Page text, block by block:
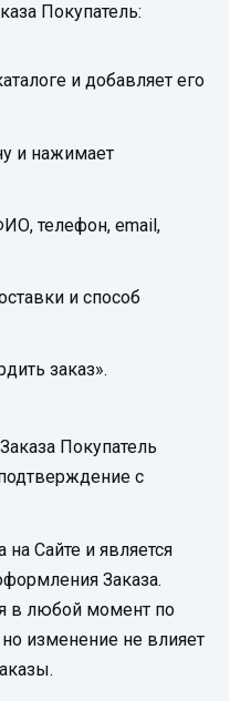
Покупатель:
и добавляет его
и нажимает
телефон, email,
и способ
заказ».
Покупатель
с
на Сайте и является
Заказа.
в любой момент по
изменение не влияет